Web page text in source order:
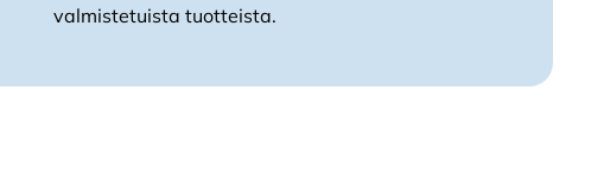
valmistetuista tuotteista.